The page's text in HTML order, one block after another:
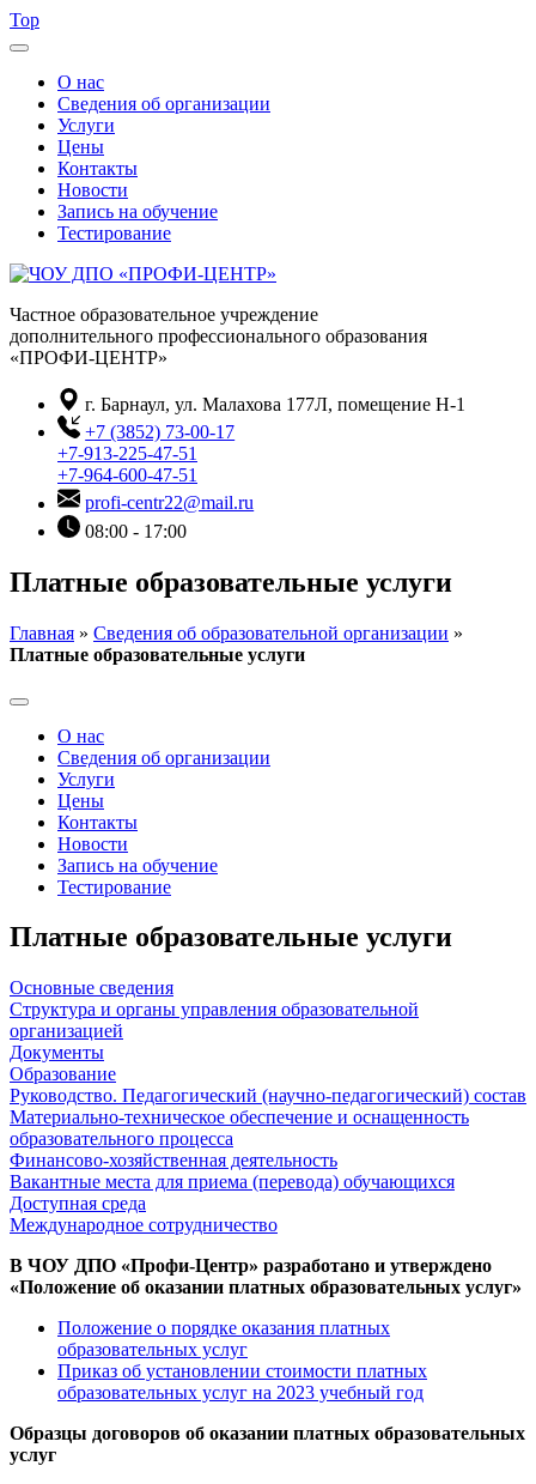
Top
О нас
Сведения об организации
Услуги
Цены
Контакты
Новости
Запись на обучение
Тестирование
Частное образовательное учреждение
дополнительного профессионального образования
«ПРОФИ-ЦЕНТР»
г. Барнаул, ул. Малахова 177Л, помещение Н-1
+7 (3852) 73-00-17
+7-913-225-47-51
+7-964-600-47-51
profi-centr22@mail.ru
08:00 - 17:00
Платные образовательные услуги
Главная » Сведения об образовательной организации »
Платные образовательные услуги
О нас
Сведения об организации
Услуги
Цены
Контакты
Новости
Запись на обучение
Тестирование
Платные образовательные услуги
Основные сведения
Структура и органы управления образовательной
организацией
Документы
Образование
Руководство. Педагогический (научно-педагогический) состав
Материально-техническое обеспечение и оснащенность
образовательного процесса
Финансово-хозяйственная деятельность
Вакантные места для приема (перевода) обучающихся
Доступная среда
Международное сотрудничество
В ЧОУ ДПО «Профи-Центр» разработано и утверждено
«Положение об оказании платных образовательных услуг»
Положение о порядке оказания платных
образовательных услуг
Приказ об установлении стоимости платных
образовательных услуг на 2023 учебный год
Образцы договоров об оказании платных образовательных
услуг